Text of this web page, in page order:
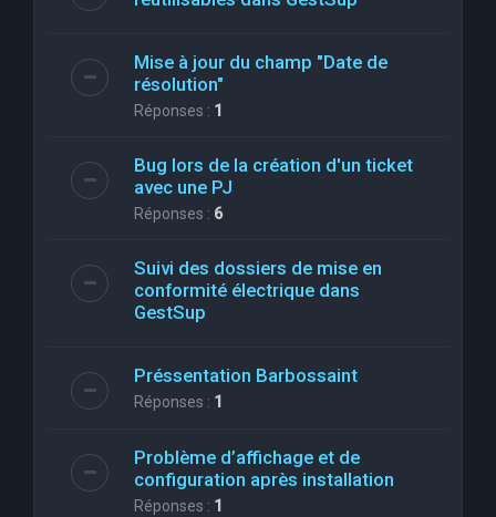
Mise à jour du champ "Date de
résolution"
Réponses : 1
Bug lors de la création d'un ticket
avec une PJ
Réponses : 6
Suivi des dossiers de mise en
conformité électrique dans
GestSup
Préssentation Barbossaint
Réponses : 1
Problème d’affichage et de
configuration après installation
Réponses : 1